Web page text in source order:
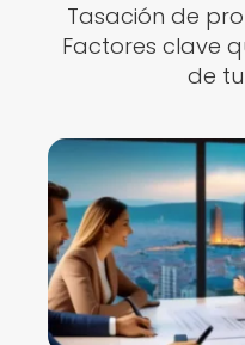
Tasación de
Factores clave
de